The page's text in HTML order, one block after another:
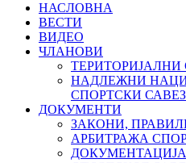
НАСЛОВНА
ВЕСТИ
ВИДЕО
ЧЛАНОВИ
ТЕРИТОРИЈАЛНИ
НАДЛЕЖНИ
СПОРТСКИ
ДОКУМЕНТИ
ЗАКОНИ,
АРБИТРАЖА